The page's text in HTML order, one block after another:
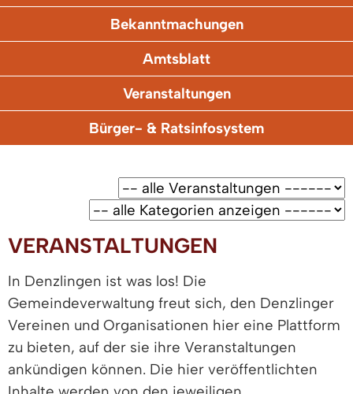
Bekanntmachungen
Amtsblatt
Veranstaltungen
Bürger- & Ratsinfosystem
VERANSTALTUNGEN
In Denzlingen ist was los! Die
Gemeindeverwaltung freut sich, den Denzlinger
Vereinen und Organisationen hier eine Plattform
zu bieten, auf der sie ihre Veranstaltungen
ankündigen können. Die hier veröffentlichten